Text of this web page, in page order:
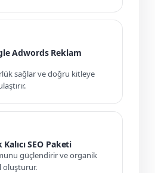
Adwords Reklam
sağlar ve doğru kitleye
SEO Paketi
güçlendirir ve organik
oluşturur.